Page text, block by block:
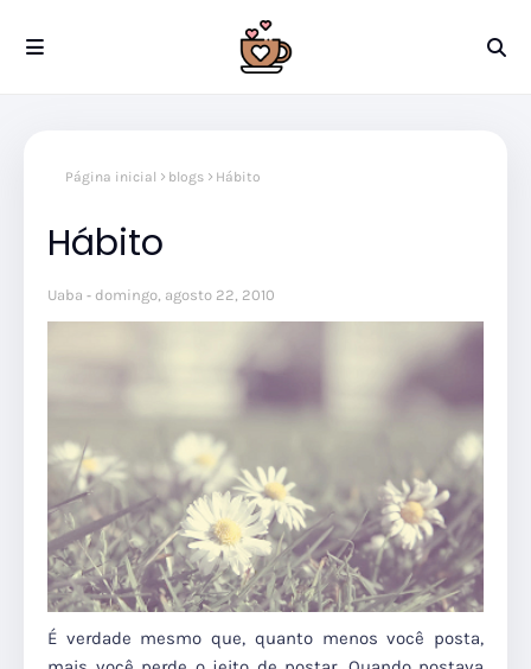
Página inicial blogs Hábito
Hábito
Uaba domingo, agosto 22, 2010
É verdade mesmo que, quanto menos você posta,